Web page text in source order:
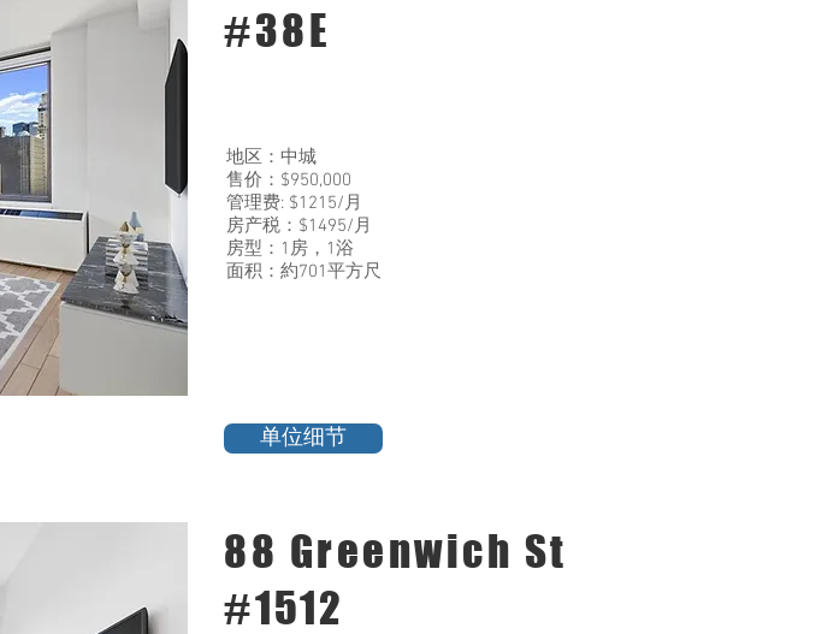
#38E
地区：中城
售价：$950,000
管理费: $1215/月
房产税：$1495/月
房型：1房，1浴
面积：約701平方尺
单位细节
88 Greenwich St
#1512